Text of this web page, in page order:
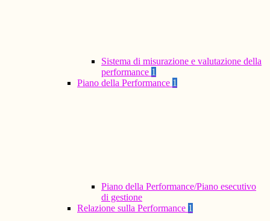
Sistema di misurazione e valutazione della
performance 1
Piano della Performance 1
Piano della Performance/Piano esecutivo
di gestione
Relazione sulla Performance 1